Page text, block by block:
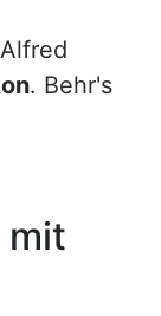
. Behr's
mit